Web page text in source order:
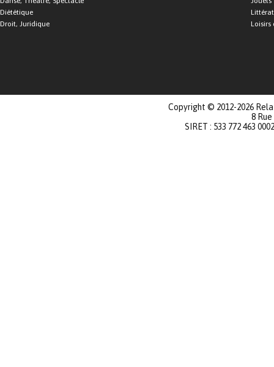
Diététique
Droit, Juridique
Loisirs
Copyright © 2012-2026
8
SIRET : 533 772 463